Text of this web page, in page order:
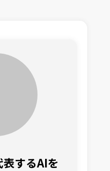
するAIを